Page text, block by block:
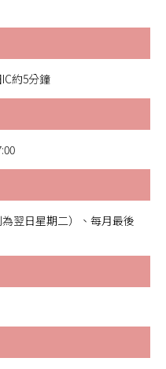
約5分鐘
翌日星期二）、每月最後